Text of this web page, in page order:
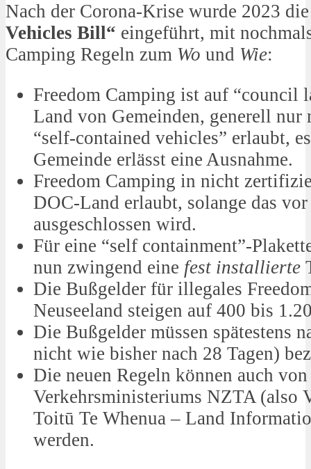
Nach der Corona-Krise wurde 2023
Vehicles Bill“ eingeführt, mit
Camping Regeln zum Wo und Wie:
Freedom Camping ist auf “council
Land von Gemeinden, generell
“self-contained vehicles” erlaubt,
Gemeinde erlässt eine Ausnahme.
Freedom Camping in nicht
DOC-Land erlaubt, solange das
ausgeschlossen wird.
Für eine “self containment”-
nun zwingend eine fest installierte
Die Bußgelder für illegales
Neuseeland steigen auf 400 bis
Die Bußgelder müssen spätestens
nicht wie bisher nach 28 Tagen)
Die neuen Regeln können auch
Verkehrsministeriums NZTA (also
Toitū Te Whenua – Land
werden.